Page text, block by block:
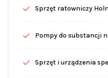
Sprzęt ratowniczy
Pompy do substancji
Sprzęt i urządzenia